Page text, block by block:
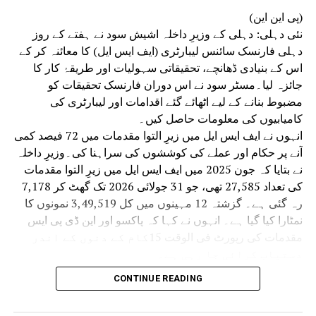
(پی این این)
نئی دہلی: دہلی کے وزیرِ داخلہ اشیش سود نے ہفتے کے روز
دہلی فارنسک سائنس لیبارٹری (ایف ایس ایل) کا معائنہ کر کے
اس کے بنیادی ڈھانچے، تحقیقاتی سہولیات اور طریقۂ کار کا
جائزہ لیا۔مسٹر سود نے اس دوران فارنسک تحقیقات کو
مضبوط بنانے کے لیے اٹھائے گئے اقدامات اور لیبارٹری کی
کامیابیوں کی معلومات حاصل کیں۔
انہوں نے ایف ایس ایل میں زیرِ التوا مقدمات میں 72 فیصد کمی
آنے پر حکام اور عملے کی کوششوں کی سراہنا کی۔وزیرِ داخلہ
نے بتایا کہ جون 2025 میں ایف ایس ایل میں زیرِ التوا مقدمات
کی تعداد 27,585 تھی، جو 31 جولائی 2026 تک گھٹ کر 7,178
رہ گئی ہے۔ گزشتہ 12 مہینوں میں کل 3,49,519 نمونوں کا
نمٹارا کیا گیا ہے۔ انہوں نے کہا کہ پاکسو اور این ڈی پی ایس
نومبر 2025 سے لیبارٹری میں ہر مہینے 3,000 سے زائد
مقدمات کی جانچ کی صلاحیت حاصل کی جا رہی ہے۔
CONTINUE READING